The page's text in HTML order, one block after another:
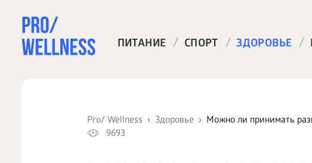
ПИТАНИЕ / СПОРТ / ЗДОРОВЬЕ /
Pro/ Wellness Здоровье Можно ли принимать
9693